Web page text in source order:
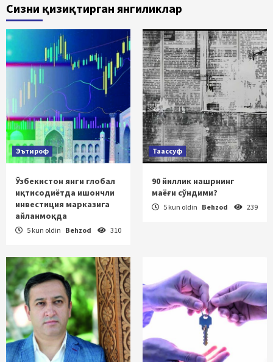
Сизни қизиқтирган янгиликлар
Эътироф
Ўзбекистон янги глобал
иқтисодиётда ишончли
инвестиция марказига
айланмоқда
5 kun oldin Behzod 310
Таассуф
90 йиллик нашрнинг
маёғи сўндими?
5 kun oldin Behzod 239